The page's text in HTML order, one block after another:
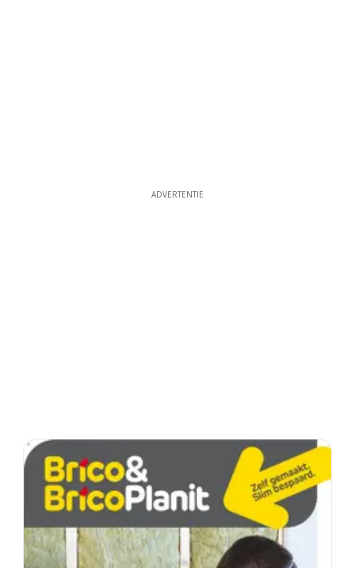
ADVERTENTIE